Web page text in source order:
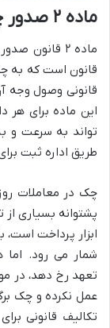
ماده ۲ صدور چک
ماده ۲
قانون است که به
قانونی وصول وجه
این ماده برای هر
تواند به سرعت و
طریق اداره ثبت
چک در معاملات
پشتوانه بسیاری
ابزار پرداخت است،
شمار می رود.
تعهد رخ دهد، در
عمل نکرده و چک
تکالیف قانونی